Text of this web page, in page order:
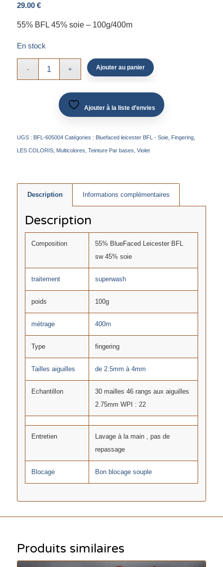
29.00 €
55% BFL 45% soie – 100g/400m
En stock
Ajouter au panier
Ajouter à la liste d’envies
UGS : BFL-605004 Catégories : Bluefaced leicester BFL - Soie, Fingering,
LES COLORIS, Multicolores, Teinture Par bases, Violet
Description Informations complémentaires
Description
Composition
55% BlueFaced Leicester BFL
sw 45% soie
traitement superwash
poids 100g
métrage 400m
Type fingering
Tailles aiguilles de 2.5mm à 4mm
Echantillon
30 mailles 46 rangs aux aiguilles
2.75mm WPI : 22
Entretien
Lavage à la main , pas de
repassage
Blocage Bon blocage souple
Produits similaires